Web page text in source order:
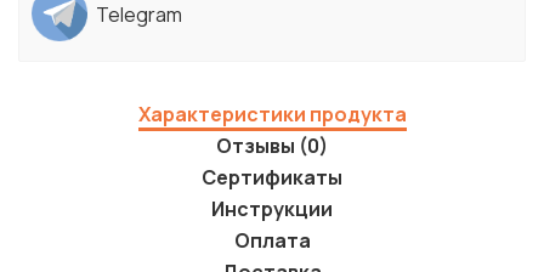
Telegram
Характеристики продукта
Отзывы (0)
Сертификаты
Инструкции
Оплата